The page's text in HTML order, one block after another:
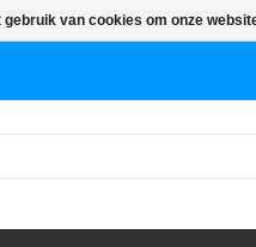
van cookies om onze